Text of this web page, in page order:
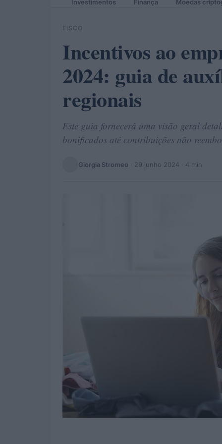
Investimentos Finança Moedas
FISCO
Incentivos ao
2024: guia de
regionais
Este guia fornecerá uma visão geral
bonificados até contribuições não
Giorgia Stromeo · 29 junho 2024 · 4 min